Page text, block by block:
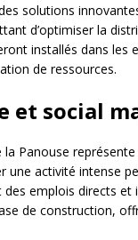
solutions
d’optimiser la
installés dans les
de ressources.
et social
Panouse
une activité intense
emplois directs et
de construction,